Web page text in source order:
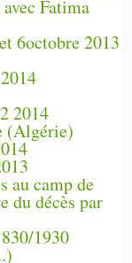
Fatima
6octobre 2013
2014
(Algérie)
au camp de
du décès par
1930